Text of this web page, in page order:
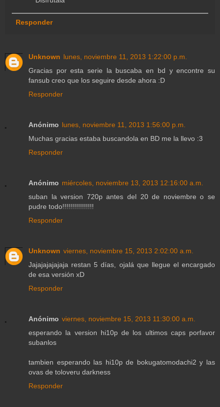
Responder
Unknown lunes, noviembre 11, 2013 1:22:00 p.m.
Gracias por esta serie la buscaba en bd y encontre su
fansub creo que los seguire desde ahora :D
Responder
Anónimo lunes, noviembre 11, 2013 1:56:00 p.m.
Muchas gracias estaba buscandola en BD me la llevo :3
Responder
Anónimo miércoles, noviembre 13, 2013 12:16:00 a.m.
suban la version 720p antes del 20 de noviembre o se
pudre todo!!!!!!!!!!!!!!!!
Responder
Unknown viernes, noviembre 15, 2013 2:02:00 a.m.
Jajajajajajaja restan 5 días, ojalá que llegue el encargado
de esa versión xD
Responder
Anónimo viernes, noviembre 15, 2013 11:30:00 a.m.
esperando la version hi10p de los ultimos caps porfavor
subanlos
tambien esperando las hi10p de bokugatomodachi2 y las
ovas de toloveru darkness
Responder